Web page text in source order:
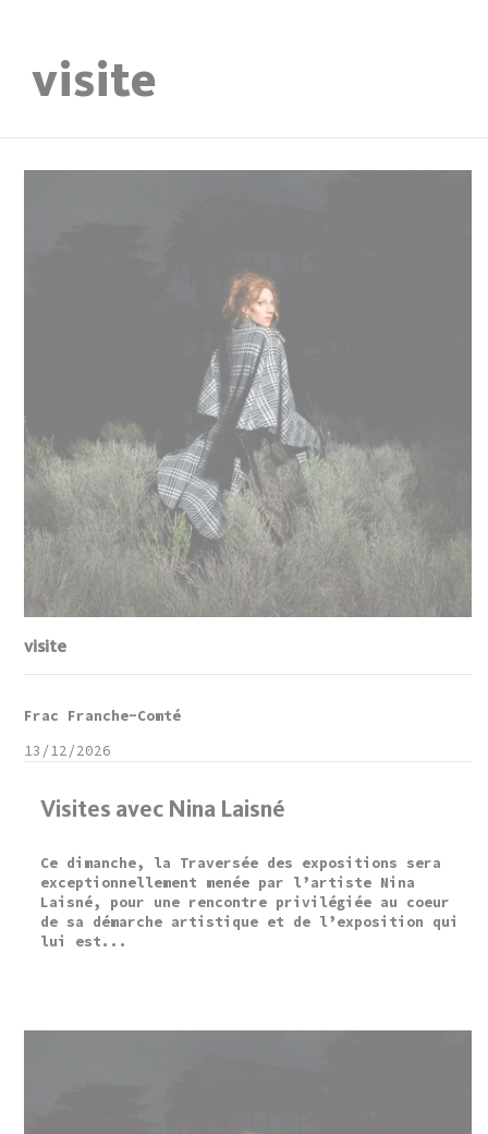
visite
visite
Visites avec Nina Laisné
Ce dimanche, la Traversée des expositions sera
exceptionnellement menée par l’artiste Nina
Laisné, pour une rencontre privilégiée au coeur
de sa démarche artistique et de l’exposition qui
lui est...
Frac Franche-Comté
13/12/2026